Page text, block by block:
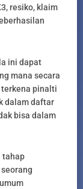
resiko, klaim
ini dapat
mana secara
pinalti
dalam daftar
bisa dalam
tahap